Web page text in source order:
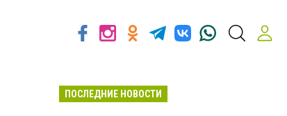
ПОСЛЕДНИЕ НОВОСТИ